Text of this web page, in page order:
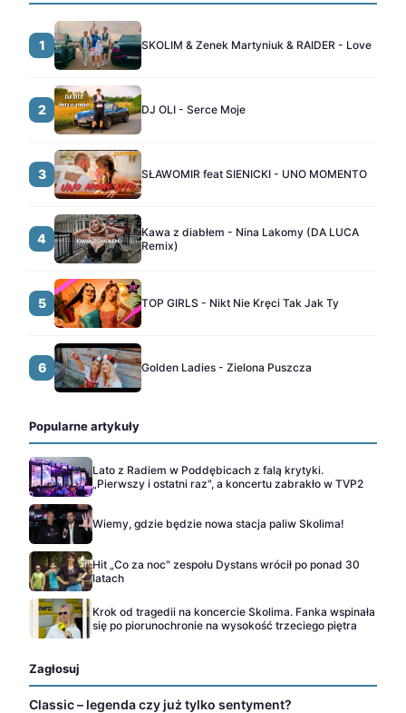
1 SKOLIM & Zenek Martyniuk & RAIDER - Love
2 DJ OLI - Serce Moje
3 SŁAWOMIR feat SIENICKI - UNO MOMENTO
4
Kawa z diabłem - Nina Lakomy (DA LUCA
Remix)
5 TOP GIRLS - Nikt Nie Kręci Tak Jak Ty
6 Golden Ladies - Zielona Puszcza
Popularne artykuły
Lato z Radiem w Poddębicach z falą krytyki.
„Pierwszy i ostatni raz", a koncertu zabrakło w TVP2
Wiemy, gdzie będzie nowa stacja paliw Skolima!
Hit „Co za noc" zespołu Dystans wrócił po ponad 30
latach
Krok od tragedii na koncercie Skolima. Fanka wspinała
się po piorunochronie na wysokość trzeciego piętra
Zagłosuj
Classic – legenda czy już tylko sentyment?